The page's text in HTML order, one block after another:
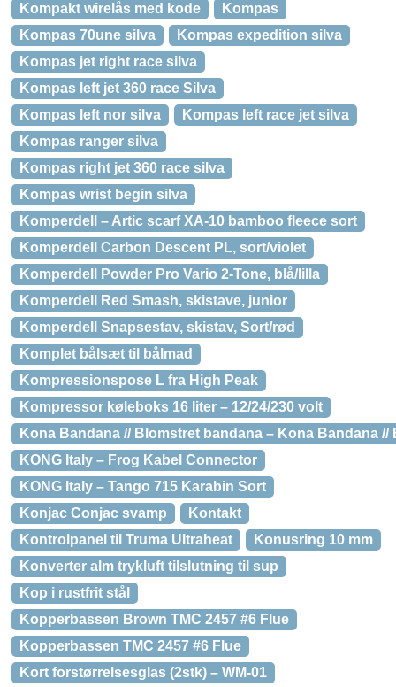
Kompakt wirelås med kode
Kompas
Kompas 70une silva
Kompas expedition silva
Kompas jet right race silva
Kompas left jet 360 race Silva
Kompas left nor silva
Kompas left race jet silva
Kompas ranger silva
Kompas right jet 360 race silva
Kompas wrist begin silva
Komperdell – Artic scarf XA-10 bamboo fleece sort
Komperdell Carbon Descent PL, sort/violet
Komperdell Powder Pro Vario 2-Tone, blå/lilla
Komperdell Red Smash, skistave, junior
Komperdell Snapsestav, skistav, Sort/rød
Komplet bålsæt til bålmad
Kompressionspose L fra High Peak
Kompressor køleboks 16 liter – 12/24/230 volt
Kona Bandana // Blomstret bandana – Kona Bandana
KONG Italy – Frog Kabel Connector
KONG Italy – Tango 715 Karabin Sort
Konjac Conjac svamp
Kontakt
Kontrolpanel til Truma Ultraheat
Konusring 10 mm
Konverter alm trykluft tilslutning til sup
Kop i rustfrit stål
Kopperbassen Brown TMC 2457 #6 Flue
Kopperbassen TMC 2457 #6 Flue
Kort forstørrelsesglas (2stk) – WM-01